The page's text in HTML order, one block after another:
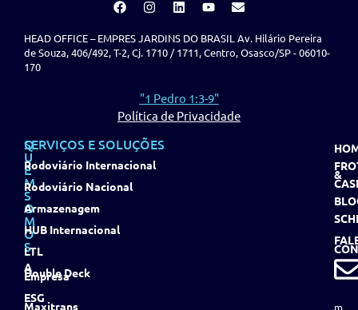
HEAD OFFICE – EMPRES JARDINS DO BRASIL Av. Hilário Pereira
de Souza, 406/492, T-2, Cj. 1710 / 1711, Centro, Osasco/SP - 06010-
170
"1 Pedro 1:3-9"
Política de Privacidade
Q
U
E
M
S
O
M
O
S
A
Empresa
ESG
Maxitrans
SERVIÇOS E SOLUÇÕES
Rodoviário Internacional
Rodoviário Nacional
Armazenagem
HUB Internacional
LTL
Double Deck
&
m